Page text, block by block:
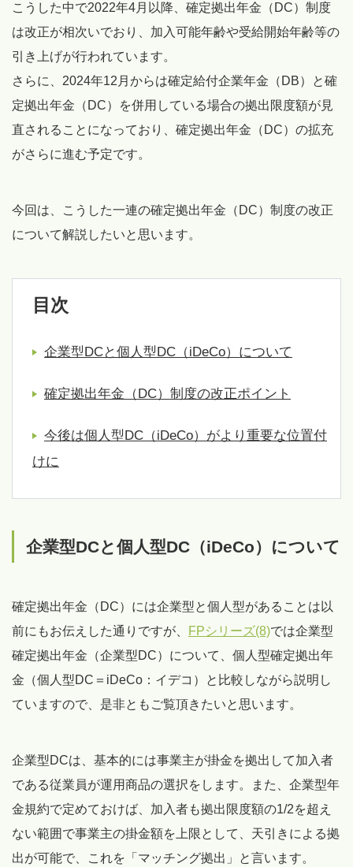
こうした中で2022年4月以降、確定拠出年金（DC）制度
は改正が相次いでおり、加入可能年齢や受給開始年齢等の
引き上げが行われています。
さらに、2024年12月からは確定給付企業年金（DB）と確
定拠出年金（DC）を併用している場合の拠出限度額が見
直されることになっており、確定拠出年金（DC）の拡充
がさらに進む予定です。
今回は、こうした一連の確定拠出年金（DC）制度の改正
について解説したいと思います。
目次
企業型DCと個人型DC（iDeCo）について
確定拠出年金（DC）制度の改正ポイント
今後は個人型DC（iDeCo）がより重要な位置付
けに
企業型DCと個人型DC（iDeCo）について
確定拠出年金（DC）には企業型と個人型があることは以
前にもお伝えした通りですが、
FPシリーズ(8)では企業型
確定拠出年金（企業型DC）について、個人型確定拠出年
金（個人型DC＝iDeCo：イデコ）と比較しながら説明し
ていますので、是非ともご覧頂きたいと思います。
企業型DCは、基本的には事業主が掛金を拠出して加入者
である従業員が運用商品の選択をします。また、企業型年
金規約で定めておけば、加入者も拠出限度額の1/2を超え
ない範囲で事業主の掛金額を上限として、天引きによる拠
出が可能で、これを「マッチング拠出」と言います。